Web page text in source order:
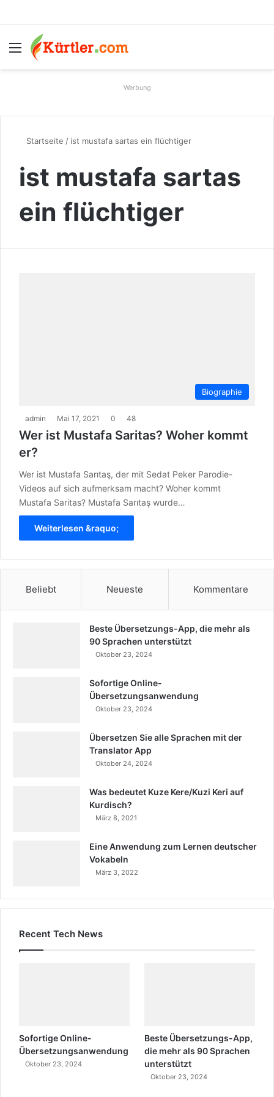
Menü
Werbung
Startseite / ist mustafa sartas ein flüchtiger
ist mustafa sartas
ein flüchtiger
Biographie
admin Mai 17, 2021 0 48
Wer ist Mustafa Saritas? Woher kommt
er?
Wer ist Mustafa Sarıtaş, der mit Sedat Peker Parodie-
Videos auf sich aufmerksam macht? Woher kommt
Mustafa Saritas? Mustafa Sarıtaş wurde…
Weiterlesen &raquo;
Beliebt Neueste Kommentare
Beste Übersetzungs-App, die mehr als
90 Sprachen unterstützt
Oktober 23, 2024
Sofortige Online-
Übersetzungsanwendung
Oktober 23, 2024
Übersetzen Sie alle Sprachen mit der
Translator App
Oktober 24, 2024
Was bedeutet Kuze Kere/Kuzi Keri auf
Kurdisch?
März 8, 2021
Eine Anwendung zum Lernen deutscher
Vokabeln
März 3, 2022
Recent Tech News
Sofortige Online-
Übersetzungsanwendung
Oktober 23, 2024
Beste Übersetzungs-App,
die mehr als 90 Sprachen
unterstützt
Oktober 23, 2024